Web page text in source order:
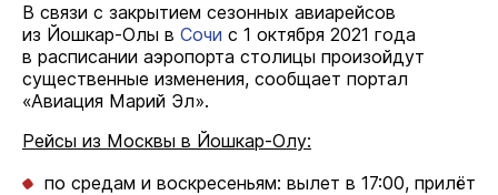
В связи с закрытием сезонных авиарейсов
из Йошкар-Олы в Сочи с 1 октября 2021 года
в расписании аэропорта столицы произойдут
существенные изменения, сообщает портал
«Авиация Марий Эл».
Рейсы из Москвы в Йошкар-Олу:
по средам и воскресеньям: вылет в 17:00, прилёт